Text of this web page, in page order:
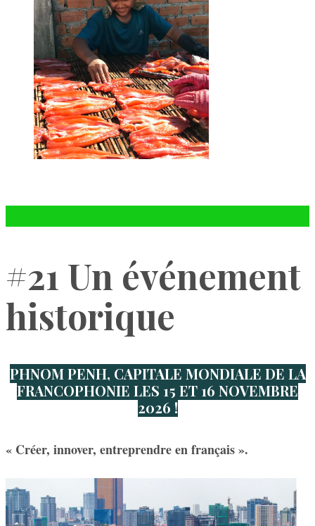
#21 Un événement
historique
PHNOM PENH, CAPITALE MONDIALE DE LA
FRANCOPHONIE LES 15 ET 16 NOVEMBRE
2026 !
« Créer, innover, entreprendre en français ».